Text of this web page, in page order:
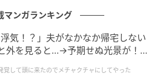
もしない大人の余裕と、カッ
つ、ご自身のスタイルを貫
とした姿勢に、敬意を抱かず
声が多数寄せられました。
マンガランキング
気！？」夫がなかなか帰宅しない
外を見ると…→予期せぬ光景が！
てやった
覚して頭に来たのでメチャクチャにしてやった